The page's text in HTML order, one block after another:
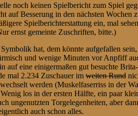
noch keinen Spielbericht zum Spiel
Besserung in den nächsten
Spielberichterstattung ein, mal
ernst gemeinte Zuschriften, bitte.)
hat, dem könnte aufgefallen
und wenige Minuten vor Anpfiff
eine einigermaßen gut besuchte
mal 2.234 Zuschauer im weiten Rund
werden (Muskelfaserriss in der
los in der ersten Hälfte, ein paar
ungenutzten Torgelegenheiten, aber
auch schon alles.